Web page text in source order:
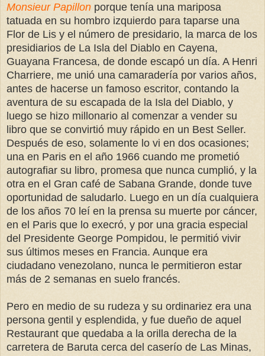
Monsieur Papillon porque tenía una mariposa
tatuada en su hombro izquierdo para taparse una
Flor de Lis y el número de presidario, la marca de los
presidiarios de La Isla del Diablo en Cayena,
Guayana Francesa, de donde escapó un día. A Henri
Charriere, me unió una camaradería por varios años,
antes de hacerse un famoso escritor, contando la
aventura de su escapada de la Isla del Diablo, y
luego se hizo millonario al comenzar a vender su
libro que se convirtió muy rápido en un Best Seller.
Después de eso, solamente lo vi en dos ocasiones;
una en Paris en el año 1966 cuando me prometió
autografiar su libro, promesa que nunca cumplió, y la
otra en el Gran café de Sabana Grande, donde tuve
oportunidad de saludarlo. Luego en un día cualquiera
de los años 70 leí en la prensa su muerte por cáncer,
en el Paris que lo execró, y por una gracia especial
del Presidente George Pompidou, le permitió vivir
sus últimos meses en Francia. Aunque era
ciudadano venezolano, nunca le permitieron estar
más de 2 semanas en suelo francés.
Pero en medio de su rudeza y su ordinariez era una
persona gentil y esplendida, y fue dueño de aquel
Restaurant que quedaba a la orilla derecha de la
carretera de Baruta cerca del caserío de Las Minas,